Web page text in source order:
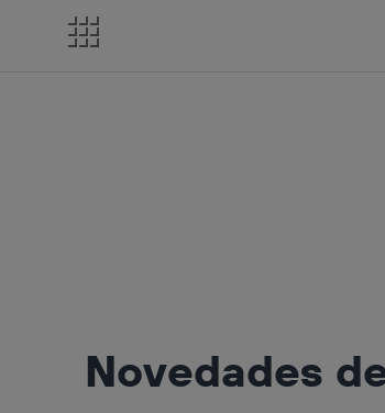
Novedades